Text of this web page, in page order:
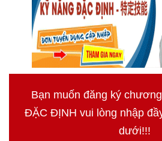
Bạn muốn đăng ký
ĐẶC ĐỊNH vui lòng nhập
dưới!!!